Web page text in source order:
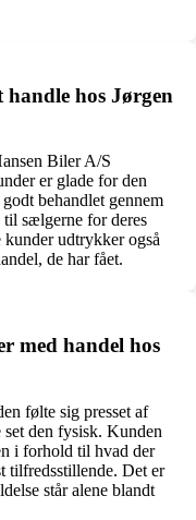
hos Jørgen
Biler A/S
er glade for den
behandlet gennem
til sælgerne for deres
udtrykker også
de har fået.
med handel hos
følte sig presset af
den fysisk. Kunden
i forhold til hvad der
tilfredsstillende. Det er
står alene blandt